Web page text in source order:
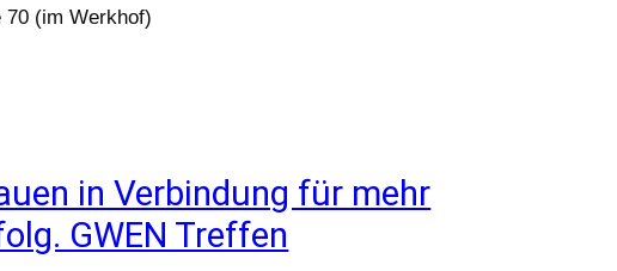
(im Werkhof)
in Verbindung für mehr
GWEN Treffen